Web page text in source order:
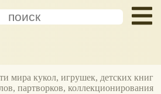
мира кукол, игрушек, детских книг
партворков, коллекционирования